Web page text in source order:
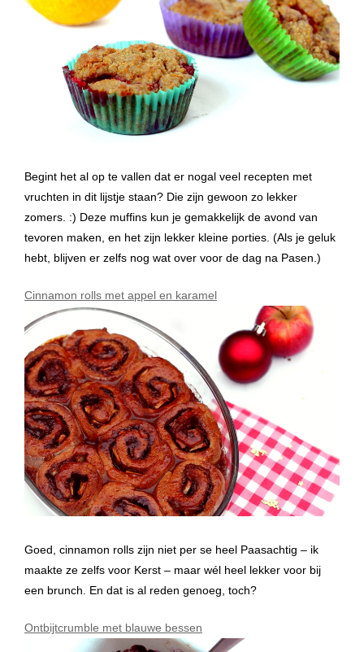
Begint het al op te vallen dat er nogal veel recepten met
vruchten in dit lijstje staan? Die zijn gewoon zo lekker
zomers. :) Deze muffins kun je gemakkelijk de avond van
tevoren maken, en het zijn lekker kleine porties. (Als je geluk
hebt, blijven er zelfs nog wat over voor de dag na Pasen.)
Cinnamon rolls met appel en karamel
Goed, cinnamon rolls zijn niet per se heel Paasachtig – ik
maakte ze zelfs voor Kerst – maar wél heel lekker voor bij
een brunch. En dat is al reden genoeg, toch?
Ontbijtcrumble met blauwe bessen